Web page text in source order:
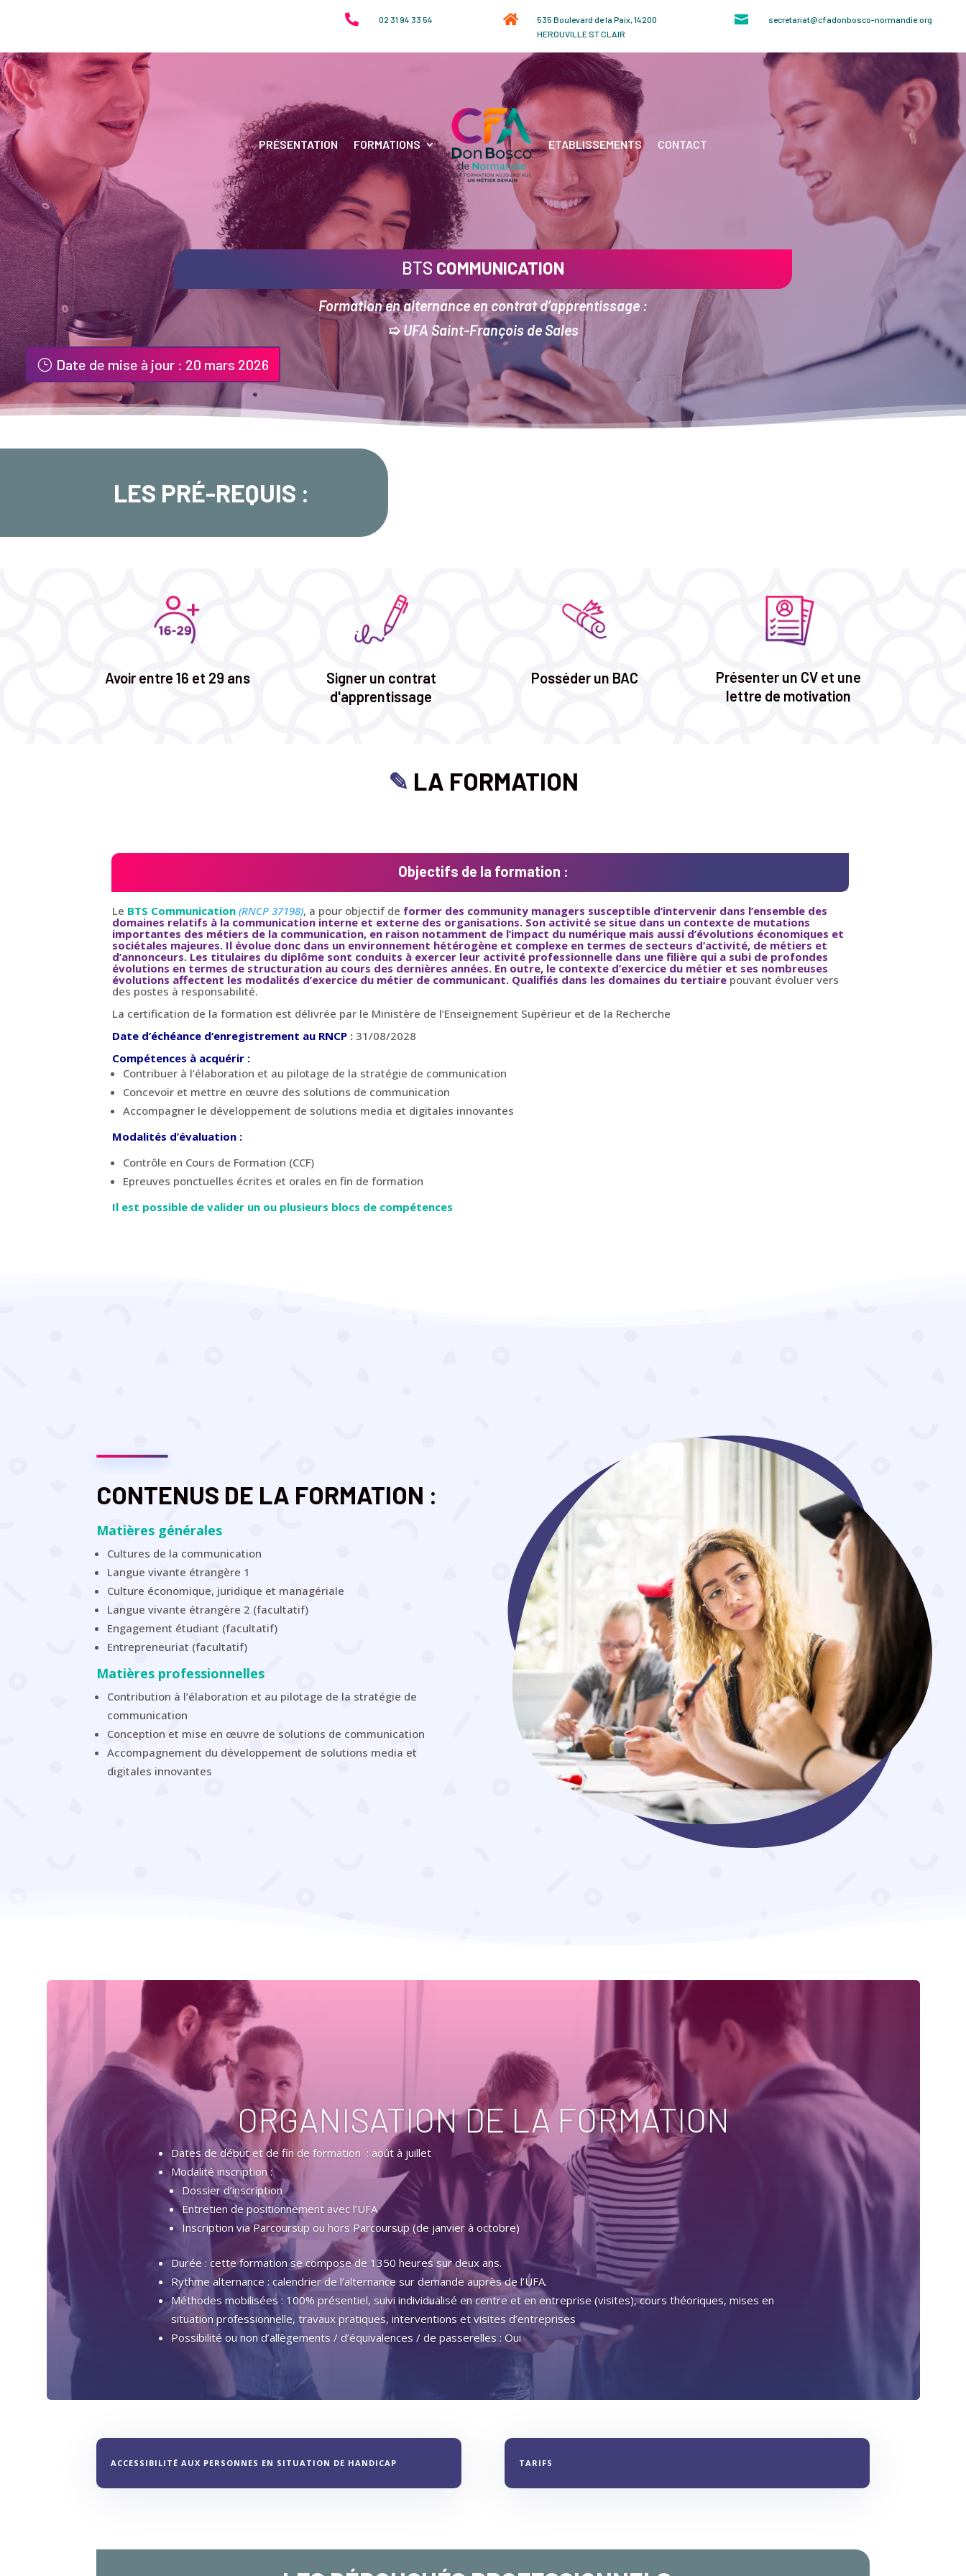
 02 31 94 33 54 
535 Boulevard de la Paix, 14200
HEROUVILLE ST CLAIR
 secretariat@cfadonbosco-normandie.org
PRÉSENTATION FORMATIONS ETABLISSEMENTS CONTACT
BTS COMMUNICATION
Formation en alternance en contrat d’apprentissage :
➯UFA Saint-François de Sales
Date de mise à jour : 20 mars 2026
LES PRÉ-REQUIS :
Avoir entre 16 et 29 ans
Signer un contrat
d'apprentissage
Posséder un BAC
Présenter un CV et une
lettre de motivation
✎ LA FORMATION
Objectifs de la formation :
Le BTS Communication(RNCP 37198), a pour objectif de former des community managers susceptible d’intervenir dans l’ensemble des
domaines relatifs à la communication interne et externe des organisations. Son activité se situe dans un contexte de mutations
importantes des métiers de la communication, en raison notamment de l’impact du numérique mais aussi d’évolutions économiques et
sociétales majeures. Il évolue donc dans un environnement hétérogène et complexe en termes de secteurs d’activité, de métiers et
d’annonceurs. Les titulaires du diplôme sont conduits à exercer leur activité professionnelle dans une filière qui a subi de profondes
évolutions en termes de structuration au cours des dernières années. En outre, le contexte d’exercice du métier et ses nombreuses
évolutions affectent les modalités d’exercice du métier de communicant. Qualifiés dans les domaines du tertiaire pouvant évoluer vers
des postes à responsabilité.
La certification de la formation est délivrée par le Ministère de l’Enseignement Supérieur et de la Recherche
Date d’échéance d’enregistrement au RNCP : 31/08/2028
Compétences à acquérir :
Contribuer à l’élaboration et au pilotage de la stratégie de communication
Concevoir et mettre en œuvre des solutions de communication
Accompagner le développement de solutions media et digitales innovantes
Modalités d’évaluation :
Contrôle en Cours de Formation (CCF)
Epreuves ponctuelles écrites et orales en fin de formation
Il est possible de valider un ou plusieurs blocs de compétences
CONTENUS DE LA FORMATION :
Matières générales
Cultures de la communication
Langue vivante étrangère 1
Culture économique, juridique et managériale
Langue vivante étrangère 2 (facultatif)
Engagement étudiant (facultatif)
Entrepreneuriat (facultatif)
Matières professionnelles
Contribution à l’élaboration et au pilotage de la stratégie de
communication
Conception et mise en œuvre de solutions de communication
Accompagnement du développement de solutions media et
digitales innovantes
ORGANISATION DE LA FORMATION
Dates de début et de fin de formation : août à juillet
Modalité inscription :
Dossier d’inscription
Entretien de positionnement avec l’UFA
Inscription via Parcoursup ou hors Parcoursup (de janvier à octobre)
Durée : cette formation se compose de 1350 heures sur deux ans.
Rythme alternance : calendrier de l’alternance sur demande auprès de l’UFA.
Méthodes mobilisées : 100% présentiel, suivi individualisé en centre et en entreprise (visites), cours théoriques, mises en
situation professionnelle, travaux pratiques, interventions et visites d’entreprises
Possibilité ou non d’allègements / d’équivalences / de passerelles : Oui
ACCESSIBILITÉ AUX PERSONNES EN SITUATION DE HANDICAP TARIFS